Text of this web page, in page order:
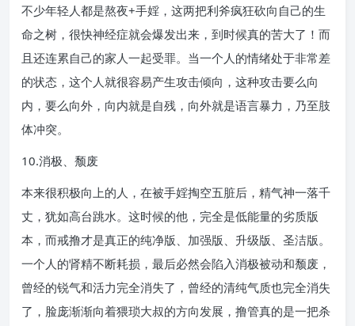
不少年轻人都是熬夜+手婬，这两把利斧疯狂砍向自己的生
命之树，很快神经症就会爆发出来，到时候真的苦大了！而
且还连累自己的家人一起受罪。当一个人的情绪处于非常差
的状态，这个人就很容易产生攻击倾向，这种攻击要么向
内，要么向外，向内就是自残，向外就是语言暴力，乃至肢
体冲突。
10.消极、颓废
本来很积极向上的人，在被手婬掏空五脏后，精气神一落千
丈，犹如高台跳水。这时候的他，完全是低能量的劣质版
本，而戒撸才是真正的纯净版、加强版、升级版、圣洁版。
一个人的肾精不断耗损，最后必然会陷入消极被动和颓废，
曾经的锐气和活力完全消失了，曾经的清纯气质也完全消失
了，脸庞渐渐向着猥琐大叔的方向发展，撸管真的是一把杀